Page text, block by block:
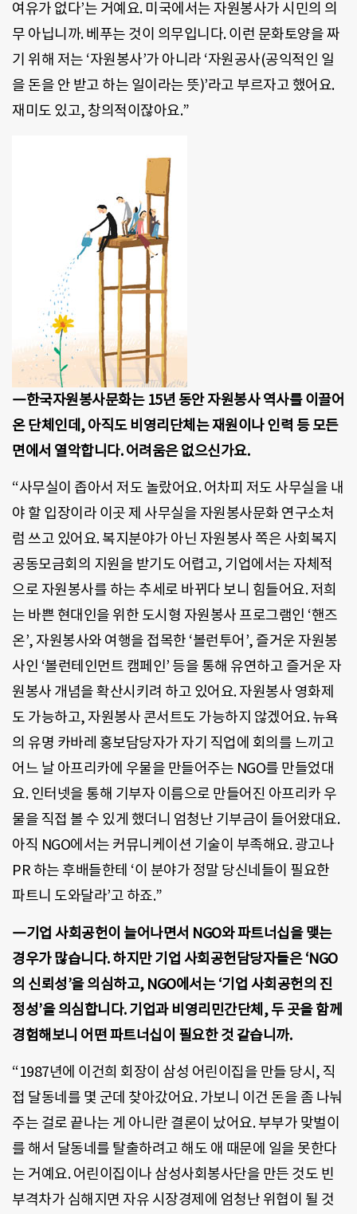
여유가 없다’는 거예요. 미국에서는 자원봉사가 시민의 의
무 아닙니까. 베푸는 것이 의무입니다. 이런 문화토양을 짜
기 위해 저는 ‘자원봉사’가 아니라 ‘자원공사(공익적인 일
을 돈을 안 받고 하는 일이라는 뜻)’라고 부르자고 했어요.
재미도 있고, 창의적이잖아요.”
―한국자원봉사문화는 15년 동안 자원봉사 역사를 이끌어
온 단체인데, 아직도 비영리단체는 재원이나 인력 등 모든
면에서 열악합니다. 어려움은 없으신가요.
“사무실이 좁아서 저도 놀랐어요. 어차피 저도 사무실을 내
야 할 입장이라 이곳 제 사무실을 자원봉사문화 연구소처
럼 쓰고 있어요. 복지분야가 아닌 자원봉사 쪽은 사회복지
공동모금회의 지원을 받기도 어렵고, 기업에서는 자체적
으로 자원봉사를 하는 추세로 바뀌다 보니 힘들어요. 저희
는 바쁜 현대인을 위한 도시형 자원봉사 프로그램인 ‘핸즈
온’, 자원봉사와 여행을 접목한 ‘볼런투어’, 즐거운 자원봉
사인 ‘볼런테인먼트 캠페인’ 등을 통해 유연하고 즐거운 자
원봉사 개념을 확산시키려 하고 있어요. 자원봉사 영화제
도 가능하고, 자원봉사 콘서트도 가능하지 않겠어요. 뉴욕
의 유명 카바레 홍보담당자가 자기 직업에 회의를 느끼고
어느 날 아프리카에 우물을 만들어주는 NGO를 만들었대
요. 인터넷을 통해 기부자 이름으로 만들어진 아프리카 우
물을 직접 볼 수 있게 했더니 엄청난 기부금이 들어왔대요.
아직 NGO에서는 커뮤니케이션 기술이 부족해요. 광고나
PR 하는 후배들한테 ‘이 분야가 정말 당신네들이 필요한
파트니 도와달라’고 하죠.”
―기업 사회공헌이 늘어나면서 NGO와 파트너십을 맺는
경우가 많습니다. 하지만 기업 사회공헌담당자들은 ‘NGO
의 신뢰성’을 의심하고, NGO에서는 ‘기업 사회공헌의 진
정성’을 의심합니다. 기업과 비영리민간단체, 두 곳을 함께
경험해보니 어떤 파트너십이 필요한 것 같습니까.
“1987년에 이건희 회장이 삼성 어린이집을 만들 당시, 직
접 달동네를 몇 군데 찾아갔어요. 가보니 이건 돈을 좀 나눠
주는 걸로 끝나는 게 아니란 결론이 났어요. 부부가 맞벌이
를 해서 달동네를 탈출하려고 해도 애 때문에 일을 못한다
는 거예요. 어린이집이나 삼성사회봉사단을 만든 것도 빈
부격차가 심해지면 자유 시장경제에 엄청난 위협이 될 것